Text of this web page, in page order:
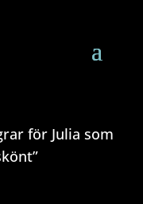
för Julia som